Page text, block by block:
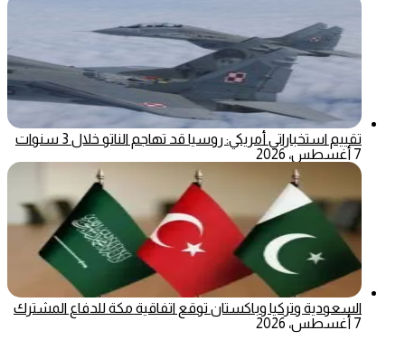
تقييم استخباراتي أمريكي: روسيا قد تهاجم الناتو خلال 3 سنوات
7 أغسطس، 2026
السعودية وتركيا وباكستان توقع اتفاقية مكة للدفاع المشترك
7 أغسطس، 2026